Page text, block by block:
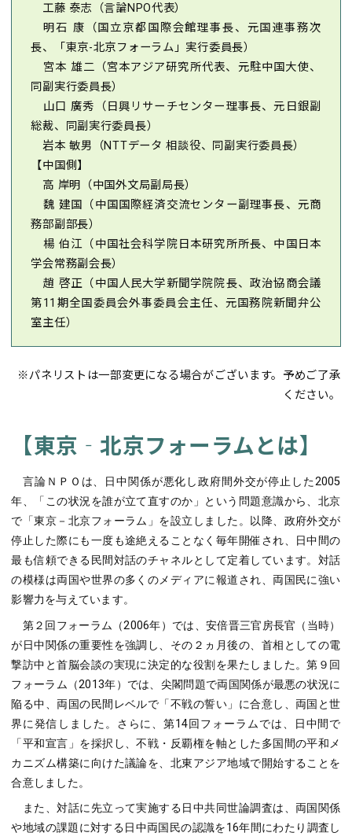
工藤 泰志（言論NPO代表）
明石 康（国立京都国際会館理事長、元国連事務次
長、「東京-北京フォーラム」実行委員長）
宮本 雄二（宮本アジア研究所代表、元駐中国大使、
同副実行委員長）
山口 廣秀（日興リサーチセンター理事長、元日銀副
総裁、同副実行委員長）
岩本 敏男（NTTデータ 相談役、同副実行委員長）
【中国側】
高 岸明（中国外文局副局長）
魏 建国（中国国際経済交流センター副理事長、元商
務部副部長）
楊 伯江（中国社会科学院日本研究所所長、中国日本
学会常務副会長）
趙 啓正（中国人民大学新聞学院院長、政治協商会議
第11期全国委員会外事委員会主任、元国務院新聞弁公
室主任）
※パネリストは一部変更になる場合がございます。予めご了承
ください。
【東京‐北京フォーラムとは】
言論ＮＰＯは、日中関係が悪化し政府間外交が停止した2005
年、「この状況を誰が立て直すのか」という問題意識から、北京
で「東京－北京フォーラム」を設立しました。以降、政府外交が
停止した際にも一度も途絶えることなく毎年開催され、日中間の
最も信頼できる民間対話のチャネルとして定着しています。対話
の模様は両国や世界の多くのメディアに報道され、両国民に強い
影響力を与えています。
第２回フォーラム（2006年）では、安倍晋三官房長官（当時）
が日中関係の重要性を強調し、その２ヵ月後の、首相としての電
撃訪中と首脳会談の実現に決定的な役割を果たしました。第９回
フォーラム（2013年）では、尖閣問題で両国関係が最悪の状況に
陥る中、両国の民間レベルで「不戦の誓い」に合意し、両国と世
界に発信しました。さらに、第14回フォーラムでは、日中間で
「平和宣言」を採択し、不戦・反覇権を軸とした多国間の平和メ
カニズム構築に向けた議論を、北東アジア地域で開始することを
合意しました。
また、対話に先立って実施する日中共同世論調査は、両国関係
や地域の課題に対する日中両国民の認識を16年間にわたり調査し